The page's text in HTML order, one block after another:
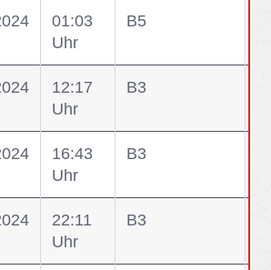
01:03
Uhr
B5
12:17
Uhr
B3
16:43
Uhr
B3
22:11
Uhr
B3